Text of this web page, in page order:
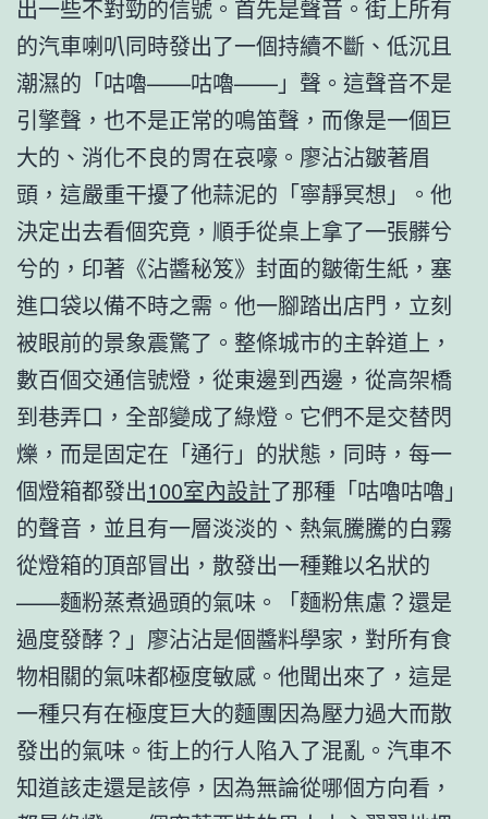
出一些不對勁的信號。首先是聲音。街上所有
的汽車喇叭同時發出了一個持續不斷、低沉且
潮濕的「咕嚕——咕嚕——」聲。這聲音不是
引擎聲，也不是正常的鳴笛聲，而像是一個巨
大的、消化不良的胃在哀嚎。廖沾沾皺著眉
頭，這嚴重干擾了他蒜泥的「寧靜冥想」。他
決定出去看個究竟，順手從桌上拿了一張髒兮
兮的，印著《沾醬秘笈》封面的皺衛生紙，塞
進口袋以備不時之需。他一腳踏出店門，立刻
被眼前的景象震驚了。整條城市的主幹道上，
數百個交通信號燈，從東邊到西邊，從高架橋
到巷弄口，全部變成了綠燈。它們不是交替閃
爍，而是固定在「通行」的狀態，同時，每一
個燈箱都發出100室內設計了那種「咕嚕咕嚕」
的聲音，並且有一層淡淡的、熱氣騰騰的白霧
從燈箱的頂部冒出，散發出一種難以名狀的
——麵粉蒸煮過頭的氣味。「麵粉焦慮？還是
過度發酵？」廖沾沾是個醬料學家，對所有食
物相關的氣味都極度敏感。他聞出來了，這是
一種只有在極度巨大的麵團因為壓力過大而散
發出的氣味。街上的行人陷入了混亂。汽車不
知道該走還是該停，因為無論從哪個方向看，